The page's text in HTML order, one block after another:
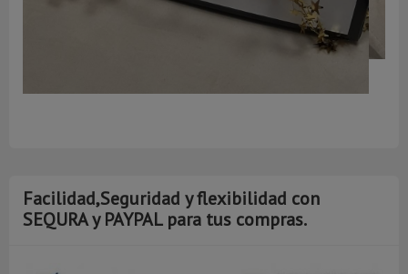
Facilidad,Seguridad y flexibilidad con
SEQURA y PAYPAL para tus compras.